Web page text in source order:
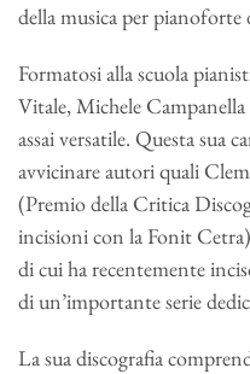
della musica per pianoforte
Formatosi alla scuola
Vitale, Michele
assai versatile. Questa sua
avvicinare autori quali
(Premio della Critica
incisioni con la Fonit
di cui ha recentemente
di un’importante serie
La sua discografia